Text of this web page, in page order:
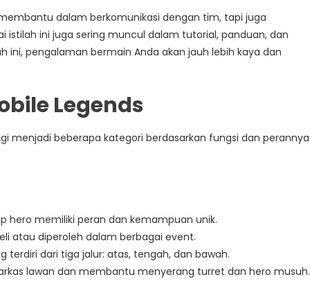
dalam berkomunikasi dengan tim, tapi juga
ini juga sering muncul dalam tutorial, panduan, dan
pengalaman bermain Anda akan jauh lebih kaya dan
Legends
menjadi beberapa kategori berdasarkan fungsi dan perannya
hero memiliki peran dan kemampuan unik.
atau diperoleh dalam berbagai event.
terdiri dari tiga jalur: atas, tengah, dan bawah.
lawan dan membantu menyerang turret dan hero musuh.